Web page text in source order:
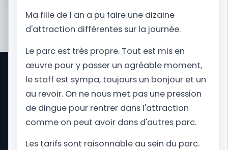
Ma fille de 1 an a pu faire une dizaine
d'attraction différentes sur la journée.
Le parc est très propre. Tout est mis en
œuvre pour y passer un agréable moment,
le staff est sympa, toujours un bonjour et un
au revoir. On ne nous met pas une pression
de dingue pour rentrer dans l'attraction
comme on peut avoir dans d'autres parc.
Les tarifs sont raisonnable au sein du parc.
Park Trips est un site d'informations sur les
voyages dans les parcs d'attractions dans le
monde. D'Orlando pour visiter Universal Studios
Florida et Disney World au Royaume-Uni pour
Alton Towers, nous vous proposons toute
l'actualité et vous accompagnons dans les